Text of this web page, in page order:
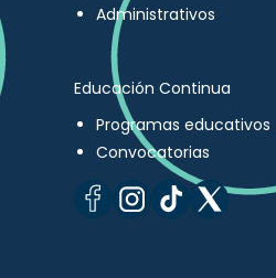
Administrativos
Educación Continua
Programas educativos
Convocatorias